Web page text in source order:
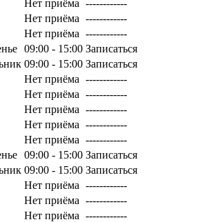
Нет приёма ------------
Нет приёма ------------
Нет приёма ------------
09:00 - 15:00 Записаться
09:00 - 15:00 Записаться
Нет приёма ------------
Нет приёма ------------
Нет приёма ------------
Нет приёма ------------
Нет приёма ------------
09:00 - 15:00 Записаться
09:00 - 15:00 Записаться
Нет приёма ------------
Нет приёма ------------
Нет приёма ------------